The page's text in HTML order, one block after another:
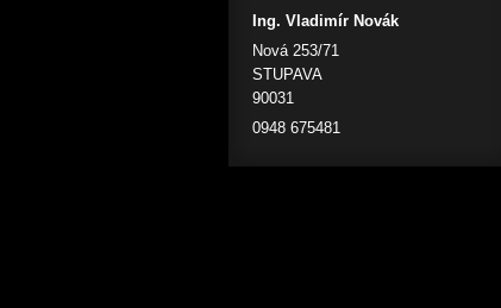
Ing. Vladimír Novák
Nová 253/71
STUPAVA
90031
0948 675481